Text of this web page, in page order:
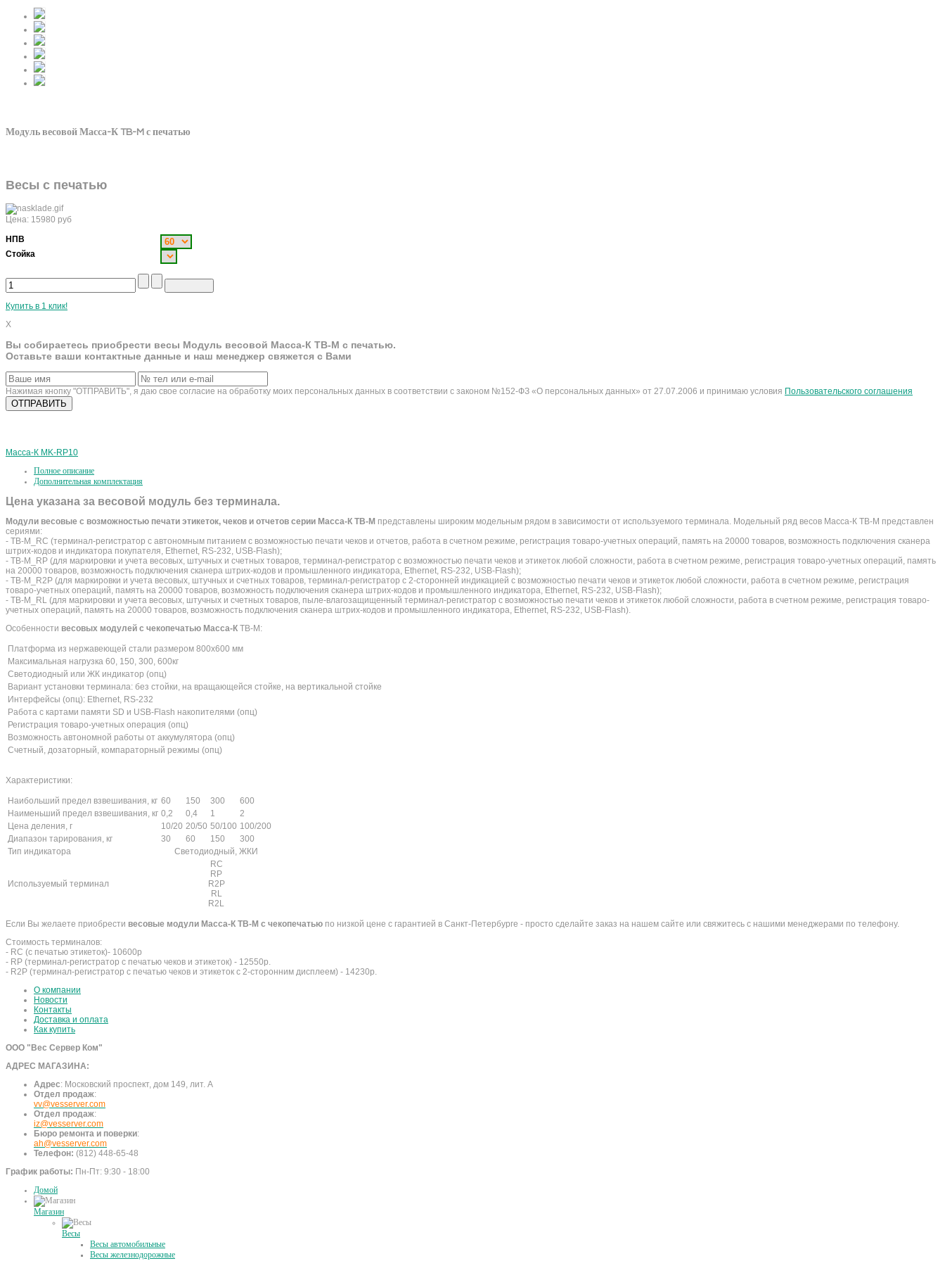
Модуль весовой Масса-К TB-M с печатью
Весы с печатью
Цена: 15980 руб
НПВ
Стойка
Купить в 1 клик!
X
Вы собираетесь приобрести весы Модуль весовой Масса-К TB-M с печатью.
Оставьте ваши контактные данные и наш менеджер свяжется с Вами
Нажимая кнопку "ОТПРАВИТЬ", я даю свое согласие на обработку моих персональных данных в соответствии с законом №152-ФЗ «О персональных данных» от 27.07.2006 и принимаю условия Пользовательского соглашения
Масса-К MK-RP10
Полное описание
Дополнительная комплектация
Цена указана за весовой модуль без терминала.
Модули весовые с возможностью печати этикеток, чеков и отчетов серии Масса-К TB-M представлены широким модельным рядом в зависимости от используемого терминала. Модельный ряд весов Масса-К TB-M представлен
сериями:
- TB-M_RC (терминал-регистратор с автономным питанием с возможностью печати чеков и отчетов, работа в счетном режиме, регистрация товаро-учетных операций, память на 20000 товаров, возможность подключения сканера
штрих-кодов и индикатора покупателя, Ethernet, RS-232, USB-Flash);
- TB-M_RP (для маркировки и учета весовых, штучных и счетных товаров, терминал-регистратор с возможностью печати чеков и этикеток любой сложности, работа в счетном режиме, регистрация товаро-учетных операций, память
на 20000 товаров, возможность подключения сканера штрих-кодов и промышленного индикатора, Ethernet, RS-232, USB-Flash);
- TB-M_R2P (для маркировки и учета весовых, штучных и счетных товаров, терминал-регистратор с 2-сторонней индикацией с возможностью печати чеков и этикеток любой сложности, работа в счетном режиме, регистрация
товаро-учетных операций, память на 20000 товаров, возможность подключения сканера штрих-кодов и промышленного индикатора, Ethernet, RS-232, USB-Flash);
- TB-M_RL (для маркировки и учета весовых, штучных и счетных товаров, пыле-влагозащищенный терминал-регистратор с возможностью печати чеков и этикеток любой сложности, работа в счетном режиме, регистрация товаро-
учетных операций, память на 20000 товаров, возможность подключения сканера штрих-кодов и промышленного индикатора, Ethernet, RS-232, USB-Flash).
Особенности весовых модулей с чекопечатью Масса-К TB-M:
Платформа из нержавеющей стали размером 800х600 мм
Максимальная нагрузка 60, 150, 300, 600кг
Светодиодный или ЖК индикатор (опц)
Вариант установки терминала: без стойки, на вращающейся стойке, на вертикальной стойке
Интерфейсы (опц): Ethernet, RS-232
Работа с картами памяти SD и USB-Flash накопителями (опц)
Регистрация товаро-учетных операция (опц)
Возможность автономной работы от аккумулятора (опц)
Счетный, дозаторный, компараторный режимы (опц)
Характеристики:
Наибольший предел взвешивания, кг 60 150 300
600
Наименьший предел взвешивания, кг 0,2 0,4 1
2
Цена деления, г
10/20 20/50 50/100 100/200
Диапазон тарирования, кг
30 60 150
300
Тип индикатора
Светодиодный, ЖКИ
Используемый терминал
RC
RP
R2P
RL
R2L
Если Вы желаете приобрести весовые модули Масса-К TB-M с чекопечатью по низкой цене с гарантией в Санкт-Петербурге - просто сделайте заказ на нашем сайте или свяжитесь с нашими менеджерами по телефону.
Стоимость терминалов:
- RC (с печатью этикеток)- 10600р
- RP (терминал-регистратор с печатью чеков и этикеток) - 12550р.
- R2P (терминал-регистратор с печатью чеков и этикеток с 2-сторонним дисплеем) - 14230р.
О компании
Новости
Контакты
Доставка и оплата
Как купить
ООО "Вес Сервер Ком"
АДРЕС МАГАЗИНА:
Адрес: Московский проспект, дом 149, лит. А
Отдел продаж:
vv@vesserver.com
Отдел продаж:
iz@vesserver.com
Бюро ремонта и поверки:
ah@vesserver.com
Телефон: (812) 448-65-48
График работы: Пн-Пт: 9:30 - 18:00
Домой
Магазин
Весы
Весы автомобильные
Весы железнодорожные